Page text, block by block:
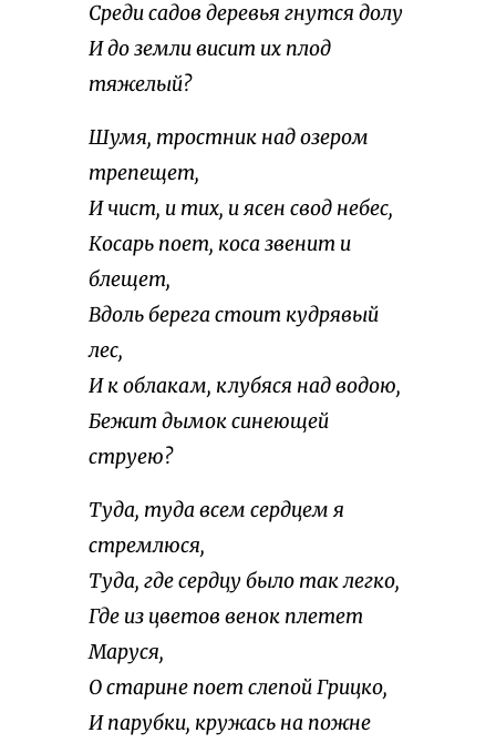
Среди садов деревья гнутся долу
И до земли висит их плод
тяжелый?
Шумя, тростник над озером
трепещет,
И чист, и тих, и ясен свод небес,
Косарь поет, коса звенит и
блещет,
Вдоль берега стоит кудрявый
лес,
И к облакам, клубяся над водою,
Бежит дымок синеющей
струею?
Туда, туда всем сердцем я
стремлюся,
Туда, где сердцу было так легко,
Где из цветов венок плетет
Маруся,
О старине поет слепой Грицко,
И парубки, кружась на пожне